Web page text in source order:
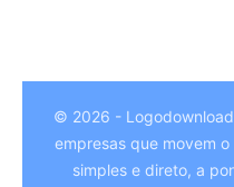
© 2026 -
empresas que movem
simples e direto, a